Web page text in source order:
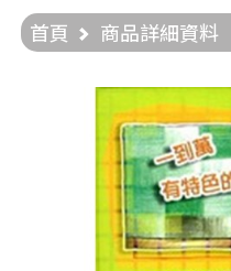
首頁 商品詳細資料